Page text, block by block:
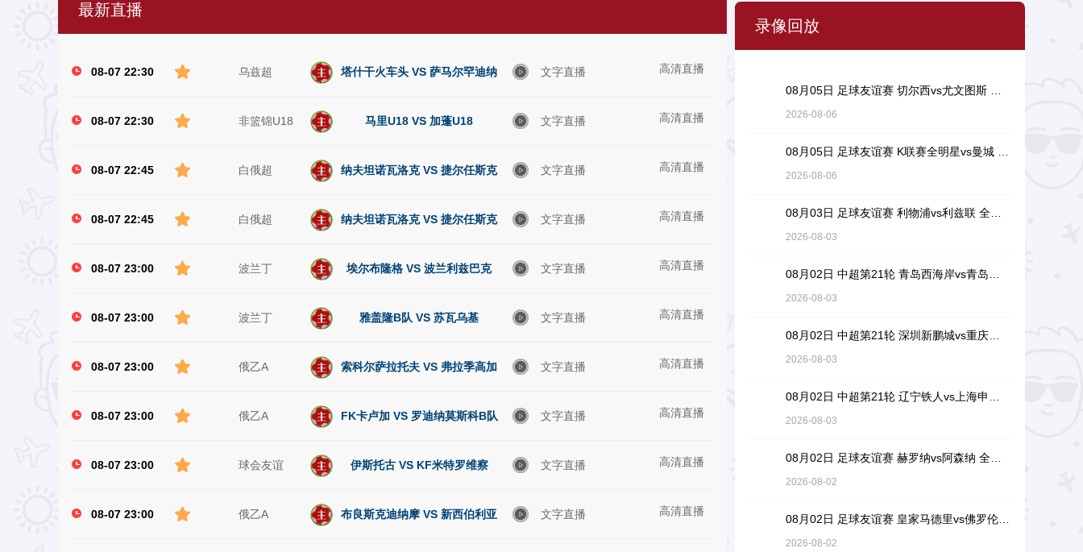
最新直播
08-07 22:30 乌兹超 塔什干火车头 VS 萨马尔罕迪纳
摩
文字直播 高清直播
08-07 22:30 非篮锦U18 马里U18 VS 加蓬U18 文字直播 高清直播
08-07 22:45 白俄超 纳夫坦诺瓦洛克 VS 捷尔任斯克
兵工厂
文字直播 高清直播
08-07 22:45 白俄超 纳夫坦诺瓦洛克 VS 捷尔任斯克
兵工厂
文字直播 高清直播
08-07 23:00 波兰丁 埃尔布隆格 VS 波兰利兹巴克 文字直播 高清直播
08-07 23:00 波兰丁 雅盖隆B队 VS 苏瓦乌基 文字直播 高清直播
08-07 23:00 俄乙A 索科尔萨拉托夫 VS 弗拉季高加
索阿兰尼亚
文字直播 高清直播
08-07 23:00 俄乙A FK卡卢加 VS 罗迪纳莫斯科B队 文字直播 高清直播
08-07 23:00 球会友谊 伊斯托古 VS KF米特罗维察 文字直播 高清直播
08-07 23:00 俄乙A 布良斯克迪纳摩 VS 新西伯利亚 文字直播 高清直播
录像回放
2026-08-06
2026-08-06
2026-08-03
2026-08-03
2026-08-03
2026-08-03
2026-08-02
2026-08-02